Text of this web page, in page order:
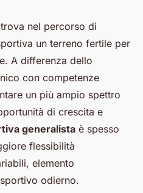
trova nel percorso di
un terreno fertile per
A differenza dello
con competenze
un più ampio spettro
di crescita e
generalista è spesso
flessibilità
elemento
odierno.